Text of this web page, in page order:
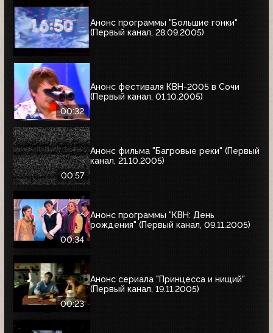
Анонс программы "Большие гонки"
(Первый канал, 28.09.2005)
00:32
Анонс фестиваля КВН-2005 в Сочи
(Первый канал, 01.10.2005)
00:57
Анонс фильма "Багровые реки" (Первый
канал, 21.10.2005)
00:34
Анонс программы "КВН: День
рождения" (Первый канал, 09.11.2005)
00:23
Анонс сериала "Принцесса и нищий"
(Первый канал, 19.11.2005)